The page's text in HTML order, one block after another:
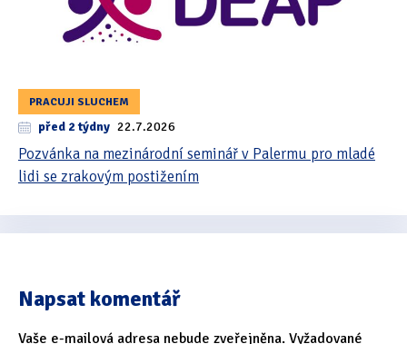
PRACUJI SLUCHEM
před 2 týdny 22.7.2026
Pozvánka na mezinárodní seminář v Palermu pro mladé
lidi se zrakovým postižením
Napsat komentář
Vaše e-mailová adresa nebude zveřejněna. Vyžadované